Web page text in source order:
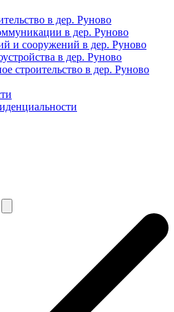
в дер. Руново
в дер. Руново
и сооружений в дер. Руново
в дер. Руново
строительство в дер. Руново